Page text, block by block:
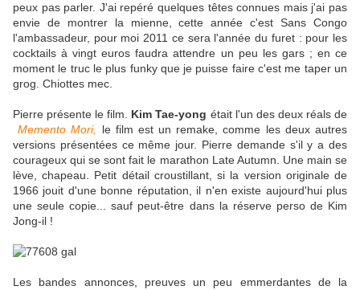
peux pas parler. J'ai repéré quelques têtes connues mais j'ai pas
envie de montrer la mienne, cette année c'est Sans Congo
l'ambassadeur, pour moi 2011 ce sera l'année du furet : pour les
cocktails à vingt euros faudra attendre un peu les gars ; en ce
moment le truc le plus funky que je puisse faire c'est me taper un
grog. Chiottes mec.
Pierre présente le film. Kim Tae-yong était l'un des deux réals de
Memento Mori,
le film est un remake, comme les deux autres
versions présentées ce même jour. Pierre demande s'il y a des
courageux qui se sont fait le marathon Late Autumn. Une main se
lève, chapeau. Petit détail croustillant, si la version originale de
1966 jouit d'une bonne réputation, il n'en existe aujourd'hui plus
une seule copie... sauf peut-être dans la réserve perso de Kim
Jong-il !
Les bandes annonces, preuves un peu emmerdantes de la